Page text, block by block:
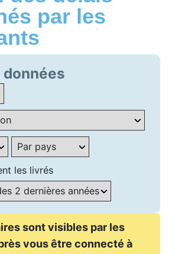
par les
les livrés
sont visibles par les
vous être connecté à